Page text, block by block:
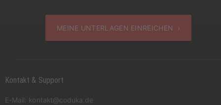
MEINE UNTERLAGEN EINREICHEN ›
Kontakt & Support
E-Mail: kontakt@coduka.de